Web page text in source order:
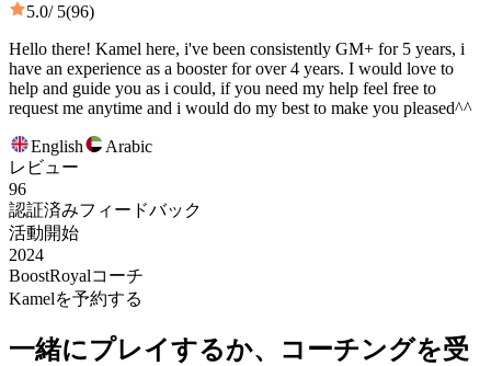
5.0/ 5(96)
Hello there! Kamel here, i've been consistently GM+ for 5 years, i
have an experience as a booster for over 4 years. I would love to
help and guide you as i could, if you need my help feel free to
request me anytime and i would do my best to make you pleased^^
English
Arabic
レビュー
96
認証済みフィードバック
活動開始
2024
BoostRoyalコーチ
Kamelを予約する
一緒にプレイするか、コーチングを受